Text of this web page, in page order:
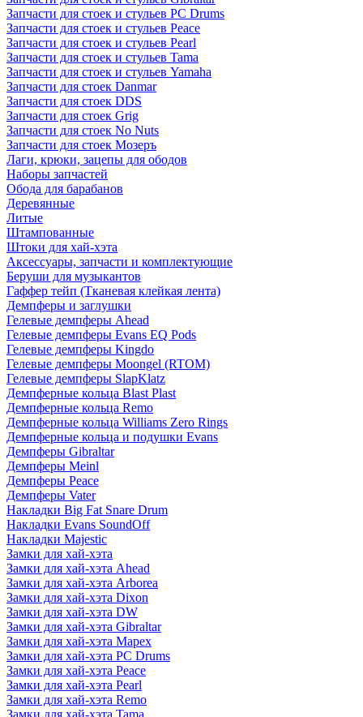
Запчасти для стоек и стульев PC Drums
Запчасти для стоек и стульев Peace
Запчасти для стоек и стульев Pearl
Запчасти для стоек и стульев Tama
Запчасти для стоек и стульев Yamaha
Запчасти для стоек Danmar
Запчасти для стоек DDS
Запчасти для стоек Grig
Запчасти для стоек No Nuts
Запчасти для стоек Мозеръ
Лаги, крюки, зацепы для ободов
Наборы запчастей
Обода для барабанов
Деревянные
Литые
Штампованные
Штоки для хай-хэта
Аксессуары, запчасти и комплектующие
Беруши для музыкантов
Гаффер тейп (Тканевая клейкая лента)
Демпферы и заглушки
Гелевые демпферы Ahead
Гелевые демпферы Evans EQ Pods
Гелевые демпферы Kingdo
Гелевые демпферы Moongel (RTOM)
Гелевые демпферы SlapKlatz
Демпферные кольца Blast Plast
Демпферные кольца Remo
Демпферные кольца Williams Zero Rings
Демпферные кольца и подушки Evans
Демпферы Gibraltar
Демпферы Meinl
Демпферы Peace
Демпферы Vater
Накладки Big Fat Snare Drum
Накладки Evans SoundOff
Накладки Majestic
Замки для хай-хэта
Замки для хай-хэта Ahead
Замки для хай-хэта Arborea
Замки для хай-хэта Dixon
Замки для хай-хэта DW
Замки для хай-хэта Gibraltar
Замки для хай-хэта Mapex
Замки для хай-хэта PC Drums
Замки для хай-хэта Peace
Замки для хай-хэта Pearl
Замки для хай-хэта Remo
Замки для хай-хэта Tama